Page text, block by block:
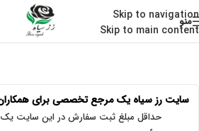
Skip to navigation
Skip to main content
منو
خانه/ لوازم گل آرایی/ تقویتی گیاهان آپارتمانی
سایت رز سیاه یک مرجع تخصصی برای
حداقل مبلغ ثبت سفارش در این سایت